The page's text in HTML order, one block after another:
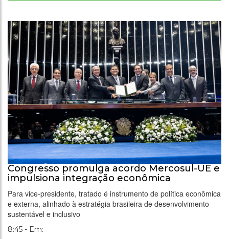
Congresso promulga acordo Mercosul-UE e
impulsiona integração econômica
Para vice-presidente, tratado é instrumento de política econômica
e externa, alinhado à estratégia brasileira de desenvolvimento
sustentável e inclusivo
8:45 - Em: